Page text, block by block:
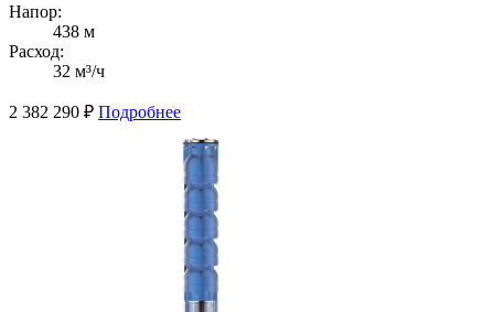
Напор:
438 м
Расход:
32 м³/ч
2 382 290 ₽ Подробнее